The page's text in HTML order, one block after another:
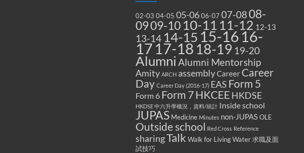
02-03 04-05 05-0606-07 07-0808-
0909-10 10-11 11-12 12-13
13-14 14-15 15-16 16-
17 17-18 18-19 19-20
Alumni Alumni Mentorship
Amity ARCH assemblyCareer Career
Day Career Day (2016-17) EAS Form 5
Form 6 Form 7HKCEE HKDSE
HKDSE 中六升學概況，資料/統計 Inside school
JUPAS Medicine Minutes non-JUPASOLE
Outside school Red Cross Reference
sharingTalk Walk for Living Water求職及面
試技巧